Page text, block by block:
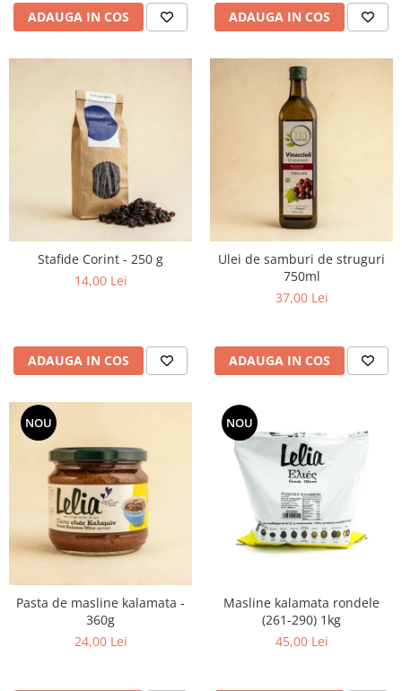
ADAUGA IN COS ADAUGA IN COS
Stafide Corint - 250 g
14,00 Lei
ADAUGA IN COS
Ulei de samburi de struguri
750ml
37,00 Lei
ADAUGA IN COS
NOU
Pasta de masline kalamata -
360g
24,00 Lei
NOU
Masline kalamata rondele
(261-290) 1kg
45,00 Lei